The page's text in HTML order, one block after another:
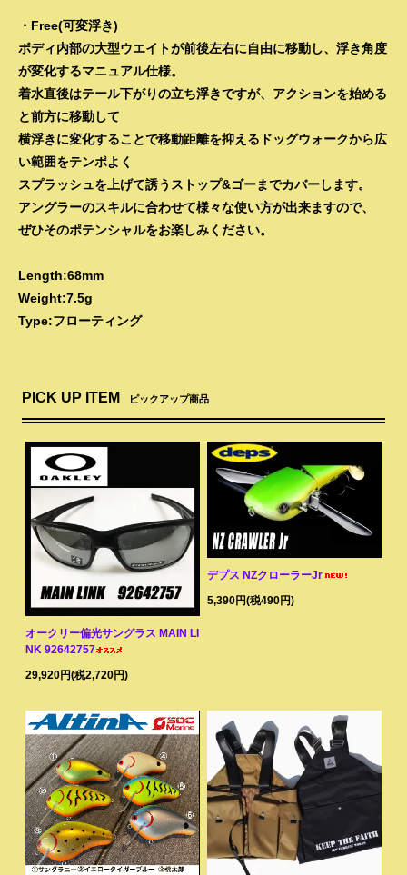
・Free(可変浮き)
ボディ内部の大型ウエイトが前後左右に自由に移動し、浮き角度
が変化するマニュアル仕様。
着水直後はテール下がりの立ち浮きですが、アクションを始める
と前方に移動して
横浮きに変化することで移動距離を抑えるドッグウォークから広
い範囲をテンポよく
スプラッシュを上げて誘うストップ&ゴーまでカバーします。
アングラーのスキルに合わせて様々な使い方が出来ますので、
ぜひそのポテンシャルをお楽しみください。
Length:68mm
Weight:7.5g
Type:フローティング
PICK UP ITEM ピックアップ商品
オークリー偏光サングラス MAIN LI
NK 92642757
29,920円(税2,720円)
デプス NZクローラーJr
5,390円(税490円)